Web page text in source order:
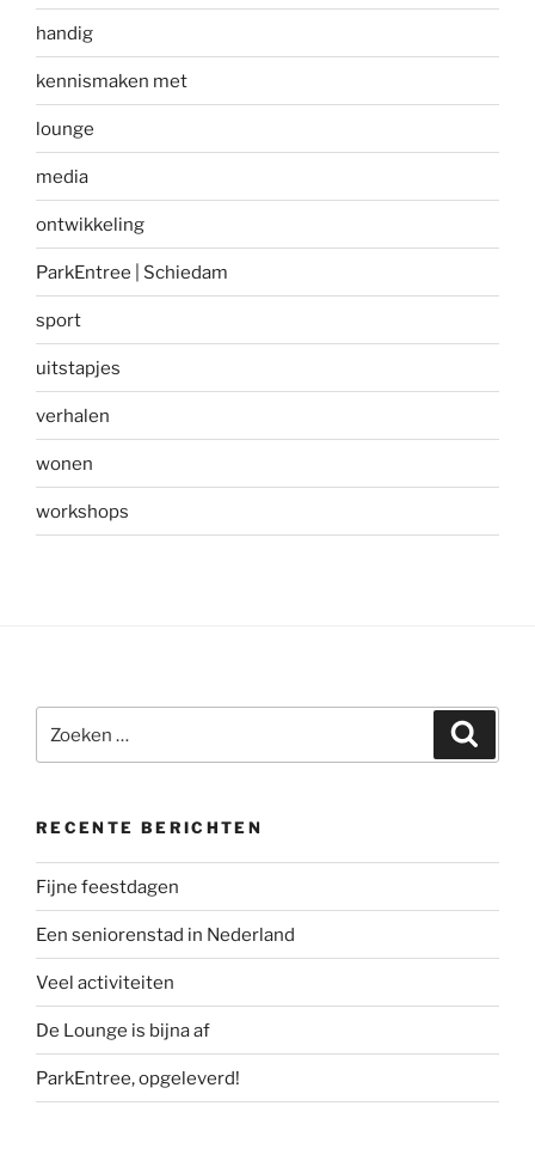
handig
kennismaken met
lounge
media
ontwikkeling
ParkEntree | Schiedam
sport
uitstapjes
verhalen
wonen
workshops
naar:
RECENTE BERICHTEN
Fijne feestdagen
Een seniorenstad in Nederland
Veel activiteiten
De Lounge is bijna af
ParkEntree, opgeleverd!